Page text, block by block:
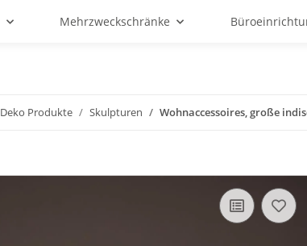
Mehrzweckschränke
Deko Produkte Skulpturen Wohnaccessoires, große